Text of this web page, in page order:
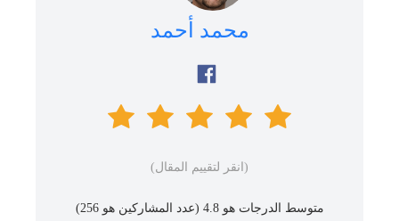
محمد أحمد
(انقر لتقييم المقال)
متوسط ​​الدرجات هو 4.8 (عدد المشاركين هو 256
)